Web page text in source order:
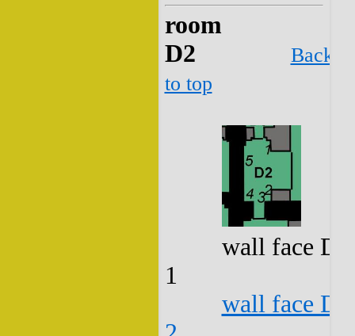
room
D2
Back
to top
wall face
1
wall face